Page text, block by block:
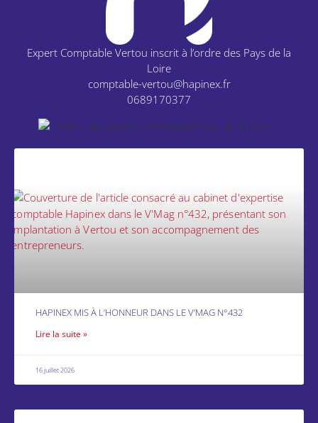
Expert Comptable Vertou inscrit à l’ordre des Pays de la
Loire
comptable-vertou@hapinex.fr
0689170377
HAPINEX MIS À L’HONNEUR DANS LE V’MAG N°432
Lire la suite »
16 juillet 2026